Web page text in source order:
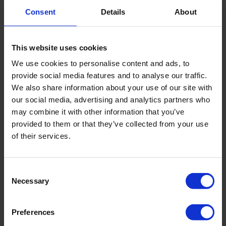
Consent Details About
This website uses cookies
We use cookies to personalise content and ads, to
provide social media features and to analyse our traffic.
We also share information about your use of our site with
our social media, advertising and analytics partners who
may combine it with other information that you’ve
provided to them or that they’ve collected from your use
of their services.
Selection
Necessary
Preferences
Von links nach rechts: André van 't Hoog (Zuchtleiter Ter
Laak Orchids) und Niels Claes (Technischer Vertrieb
BeNeLux Roam Technology).
Wasserqualität Blumenzucht, BENELUX:
Ter Laak Orchids, ein bekannter niederländischer
Züchter von Phalaenopsis (Topforchideen), hat den
Blumenzucht gewonnen. Dieses Unternehmen in
Wateringen züchtet Phalaenopsis in